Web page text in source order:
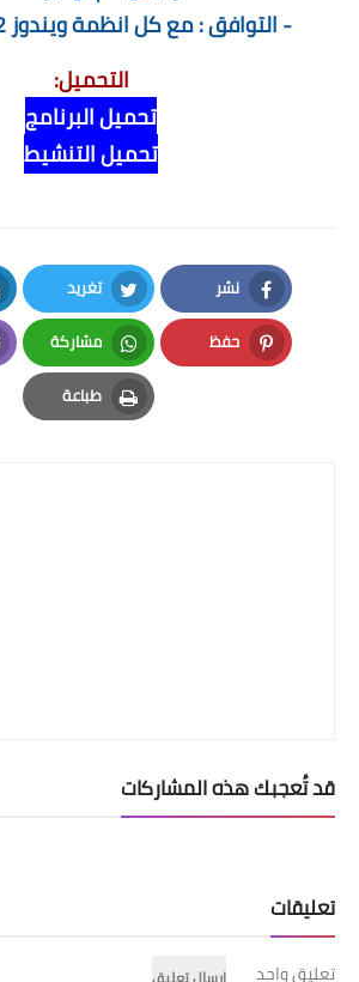
- التوافق : مع كل انظمة ويندوز 32بت /64 بت
التحميل:
تحميل البرنامج
تحميل التنشيط
نشر
Facebook
تغريد
Twitter
حفظ
Pinterest
مشاركة
Whatsapp
طباعة
Print
قد تُعجبك هذه المشاركات
تعليقات
تعليق واحد